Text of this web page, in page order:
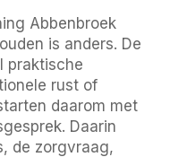
Abbenbroek
is anders. De
praktische
rust of
daarom met
Daarin
de zorgvraag,